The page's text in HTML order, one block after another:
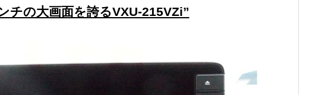
チの大画面を誇るVXU-215VZi”